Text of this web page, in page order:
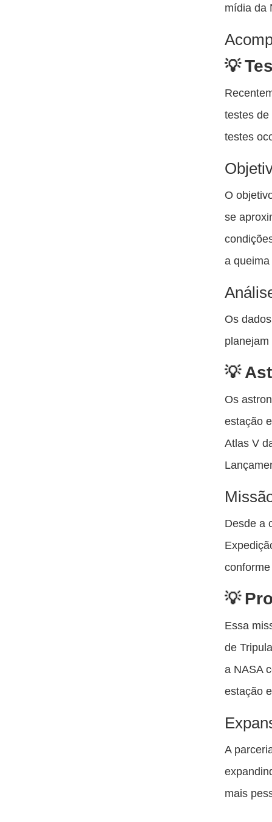
mídia da
testes
testes
O
se
a
Os
Os
estação
Atlas V
Desde a
Essa
de
a NASA
estação
A
mais